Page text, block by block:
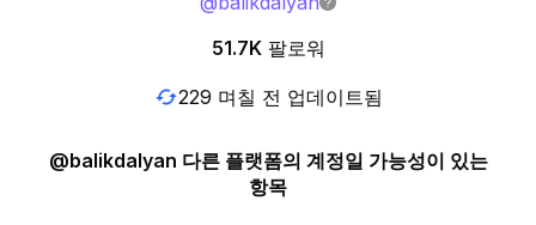
51.7K 팔로워
229 며칠 전 업데이트됨
@balikdalyan 다른 플랫폼의 계정일 가능성이 있는
항목